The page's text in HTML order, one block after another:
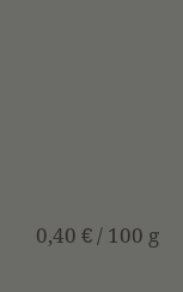
0,40 € / 100 g